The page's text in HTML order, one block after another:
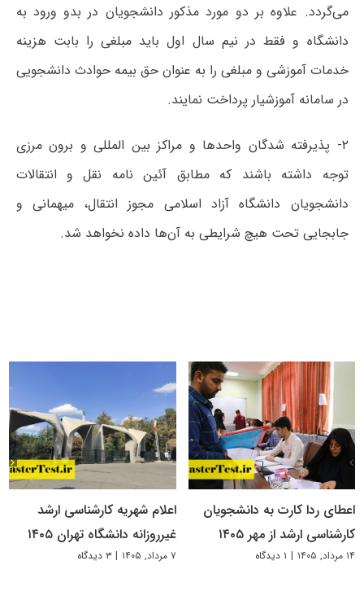
می‌گردد. علاوه بر دو مورد مذکور دانشجویان در بدو ورود به
دانشگاه و فقط در نیم سال اول باید مبلغی را بابت هزینه
خدمات آموزشی و مبلغی را به عنوان حق بیمه حوادث دانشجویی
در سامانه آموزشیار پرداخت نمایند.
۲- پذیرفته شدگان واحدها و مراکز بین المللی و برون مرزی
توجه داشته باشند که مطابق آئین نامه نقل و انتقالات
دانشجویان دانشگاه آزاد اسلامی مجوز انتقال، میهمانی و
جابجایی تحت هیچ شرایطی به آن‌ها داده نخواهد شد.
اعطای ردا کارت به دانشجویان
کارشناسی ارشد از مهر ۱۴۰۵
۱۴ مرداد, ۱۴۰۵ | ۱ دیدگاه
اعلام شهریه کارشناسی ارشد
غیرروزانه دانشگاه تهران ۱۴۰۵
۷ مرداد, ۱۴۰۵ | ۳ دیدگاه